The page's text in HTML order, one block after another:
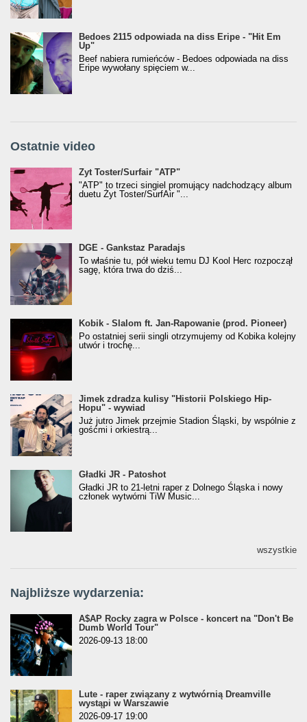
Bedoes 2115 odpowiada na diss Eripe - "Hit Em
Up"
Beef nabiera rumieńców - Bedoes odpowiada na diss
Eripe wywołany spięciem w...
Ostatnie video
Żyt Toster/SurfAir - ATP VIDEO
Żyt Toster/Surfair "ATP"
"ATP" to trzeci singiel promujący nadchodzący album
duetu Żyt Toster/SurfAir "...
donGURALesko z nagrodą za
Klasyczny/Trueschoolowy Album Roku
(Popkillery 2023)
DGE - Gankstaz Paradajs
To właśnie tu, pół wieku temu DJ Kool Herc rozpoczął
sagę, która trwa do dziś...
Kobik - Slalom ft. Jan-Rapowanie (prod. Pioneer)
[Official Music Visualiser]
Kobik - Slalom ft. Jan-Rapowanie (prod. Pioneer)
Po ostatniej serii singli otrzymujemy od Kobika kolejny
utwór i trochę...
Jimek zdradza kulisy "Historii Polskiego Hip-
Hopu" - wywiad
Jimek zdradza kulisy "Historii Polskiego Hip-
Hopu" - wywiad
Już jutro Jimek przejmie Stadion Śląski, by wspólnie z
gośćmi i orkiestrą...
Gładki JR - Patoshot
Gładki JR - Patoshot
Gładki JR to 21-letni raper z Dolnego Śląska i nowy
członek wytwórni TiW Music...
wszystkie
Najbliższe wydarzenia:
A$AP Rocky zagra w Polsce - koncert na "Don't Be
Dumb World Tour"
2026-09-13 18:00
Lute - raper związany z wytwórnią Dreamville
wystąpi w Warszawie
2026-09-17 19:00